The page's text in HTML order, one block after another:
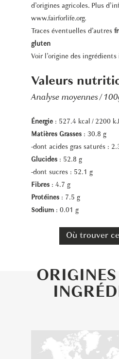
d’origines agricoles. Plus
www.fairforlife.org.
Traces éventuelles d’autres
gluten
Voir l’origine des ingrédients
Valeurs
Analyse moyennes /
Énergie : 527.4 kcal / 2200 kJ
Matières Grasses : 30.8 g
-dont acides gras saturés :
Glucides : 52.8 g
-dont sucres : 52.1 g
Fibres : 4.7 g
Protéines : 7.5 g
Sodium : 0.01 g
Où trouver